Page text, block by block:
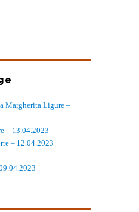
Margherita Ligure –
– 13.04.2023
– 12.04.2023